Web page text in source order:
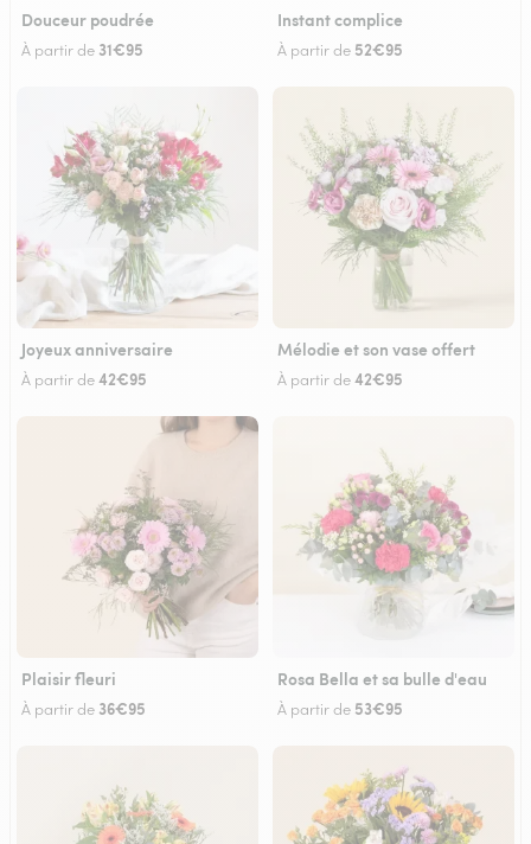
Douceur poudrée
À partir de 31€95
Instant complice
À partir de 52€95
Joyeux anniversaire
À partir de42€95
Mélodie et son vase offert
À partir de42€95
Plaisir fleuri
À partir de 36€95
Rosa Bella et sa bulle d'eau
À partir de 53€95